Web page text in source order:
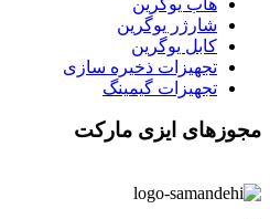
شارژر یوگرین
کابل یوگرین
تجهیزات ذخیره سازی
تجهیزات گیمینگ
مجوزهای ایزی مارکت